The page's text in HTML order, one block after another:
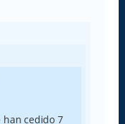
han cedido 7